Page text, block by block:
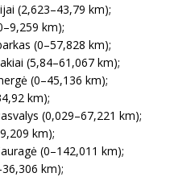
(2,623–43,79 km);
km);
(0–57,828 km);
(5,84–61,067 km);
(0–45,136 km);
km);
(0,029–67,221 km);
km);
(0–142,011 km);
km);